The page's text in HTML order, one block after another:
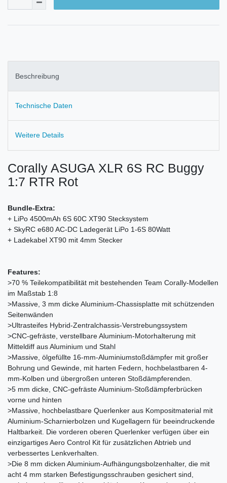
Beschreibung
Technische Daten
Weitere Details
Corally ASUGA XLR 6S RC Buggy
1:7 RTR Rot
Bundle-Extra:
+ LiPo 4500mAh 6S 60C XT90 Stecksystem
+ SkyRC e680 AC-DC Ladegerät LiPo 1-6S 80Watt
+ Ladekabel XT90 mit 4mm Stecker
Features:
>70 % Teilekompatibilität mit bestehenden Team Corally-Modellen
im Maßstab 1:8
>Massive, 3 mm dicke Aluminium-Chassisplatte mit schützenden
Seitenwänden
>Ultrasteifes Hybrid-Zentralchassis-Verstrebungssystem
>CNC-gefräste, verstellbare Aluminium-Motorhalterung mit
Mitteldiff aus Aluminium und Stahl
>Massive, ölgefüllte 16-mm-Aluminiumstoßdämpfer mit großer
Bohrung und Gewinde, mit harten Federn, hochbelastbaren 4-
mm-Kolben und übergroßen unteren Stoßdämpferenden.
>5 mm dicke, CNC-gefräste Aluminium-Stoßdämpferbrücken
vorne und hinten
>Massive, hochbelastbare Querlenker aus Kompositmaterial mit
Aluminium-Scharnierbolzen und Kugellagern für beeindruckende
Haltbarkeit. Die vorderen oberen Querlenker verfügen über ein
einzigartiges Aero Control Kit für zusätzlichen Abtrieb und
verbessertes Lenkverhalten.
>Die 8 mm dicken Aluminium-Aufhängungsbolzenhalter, die mit
acht 4 mm starken Befestigungsschrauben gesichert sind,